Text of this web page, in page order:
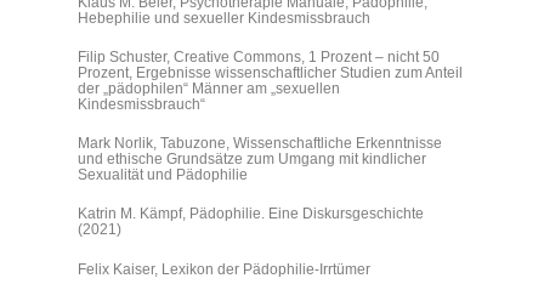
Hebephilie und sexueller Kindesmissbrauch
Filip Schuster, Creative Commons, 1 Prozent – nicht 50
Prozent, Ergebnisse wissenschaftlicher Studien zum Anteil
der „pädophilen“ Männer am „sexuellen
Kindesmissbrauch“
Mark Norlik, Tabuzone, Wissenschaftliche Erkenntnisse
und ethische Grundsätze zum Umgang mit kindlicher
Sexualität und Pädophilie
Katrin M. Kämpf, Pädophilie. Eine Diskursgeschichte
(2021)
Felix Kaiser, Lexikon der Pädophilie-Irrtümer